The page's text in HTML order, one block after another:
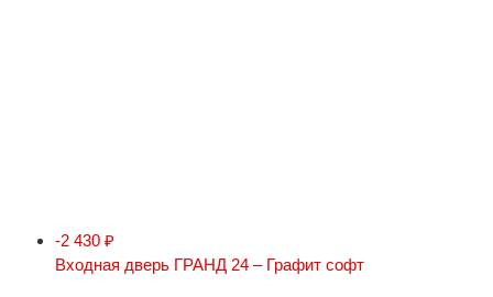
-2 430 ₽
Входная дверь ГРАНД 24 – Графит софт